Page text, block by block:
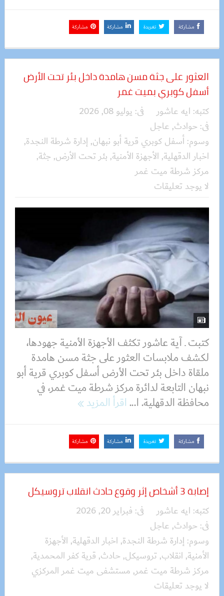
مشاركة تغريدة مشاركة مشاركة
العثور على جثة مسن هامدة داخل بئر تحت الأرض
أسفل كوبري بميت غمر
كتبه: ايه عاشور فى: يوليو 08, 2026
فى: حوادث, عاجل
وسوم:أسفل كوبري قرية أبو نبهان, إدارة شرطة النجدة,
اخبار الدقهلية, الأجهزة الأمنية, بئر تحت الأرض, جثة,
مركز شرطة ميت غمر
لا يوجد تعليقات
كتبت ـ آية عاشور تكثف الأجهزة الأمنية جهودها،
لكشف ملابسات العثور على جثة مسن هامدة
ملقاة داخل بئر تحت الأرض أسفل كوبري قرية أبو
نبهان التابعة لدائرة مركز شرطة ميت غمر، في
محافظة الدقهلية. ا...اقرأ المزيد
مشاركة تغريدة مشاركة مشاركة
إصابة 3 أشخاص إثر وقوع حادث انقلاب تروسيكل
كتبه: ايه عاشور فى: فبراير 20, 2026
فى: حوادث, عاجل
وسوم: إدارة شرطة النجدة, اخبار الدقهلية, الأجهزة
الأمنية, انقلاب, تروسيكل, حادث, قرية كفر المحمدية,
مركز شرطة ميت غمر, مستشفى ميت غمر المركزي
لا يوجد تعليقات